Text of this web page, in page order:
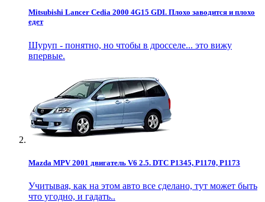
Mitsubishi Lancer Cedia 2000 4G15 GDI. Плохо заводится и плохо
едет
Шуруп - понятно, но чтобы в дросселе... это вижу
впервые.
Mazda MPV 2001 двигатель V6 2.5. DTC P1345, P1170, P1173
Учитывая, как на этом авто все сделано, тут может быть
что угодно, и гадать..